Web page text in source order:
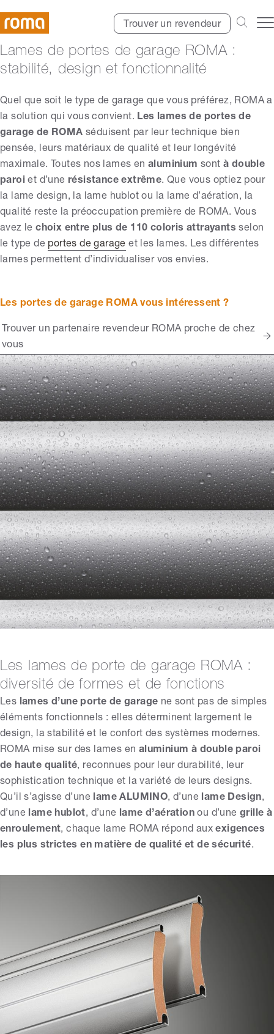
Trouver un revendeur
Lames de portes de garage ROMA :
stabilité, design et fonctionnalité
Quel que soit le type de garage que vous préférez, ROMA a
la solution qui vous convient. Les lames de portes de
garage de ROMA séduisent par leur technique bien
pensée, leurs matériaux de qualité et leur longévité
maximale. Toutes nos lames enaluminium sontà double
paroi et d’une résistance extrême. Que vous optiez pour
la lame design, la lame hublot ou la lame d’aération, la
qualité reste la préoccupation première de ROMA. Vous
avez lechoix entre plus de 110 coloris attrayants selon
le type de portes de garage et les lames. Les différentes
lames permettent d’individualiser vos envies.
Les portes de garage ROMA vous intéressent ?
Trouver un partenaire revendeur ROMA proche de chez
vous
Les lames de porte de garage ROMA :
diversité de formes et de fonctions
Les lames d’une porte de garage ne sont pas de simples
éléments fonctionnels : elles déterminent largement le
design, la stabilité et le confort des systèmes modernes.
ROMA mise sur des lames en aluminium à double paroi
de haute qualité, reconnues pour leur durabilité, leur
sophistication technique et la variété de leurs designs.
Qu’il s’agisse d’une lame ALUMINO, d’une lame Design,
d’une lame hublot, d’une lame d’aération ou d’unegrille à
enroulement, chaque lame ROMA répond auxexigences
les plus strictes en matière de qualité et de sécurité.